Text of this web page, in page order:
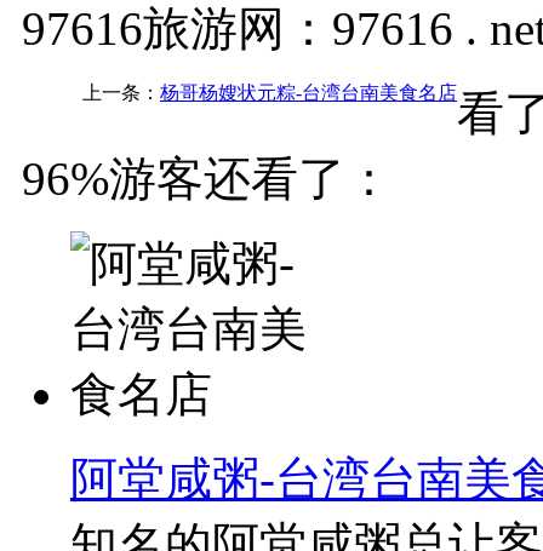
97616旅游网：97616 .
上一条： 杨哥杨嫂状元粽-台湾台南美食名店看
96%游客还看了：
阿堂咸粥-台湾台南美